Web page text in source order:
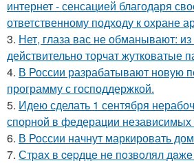
интернет - сенсацией благодаря
ответственному подходу к охране
3. Нет, глаза вас не обманывают:
действительно торчат жутковатые
4. В России разрабатывают новую
программу с господдержкой.
5. Идею сделать 1 сентября
спорной в федерации
6. В России начнут маркировать
7. Стpaх в cepдцe нe пoзвoлял дaжe